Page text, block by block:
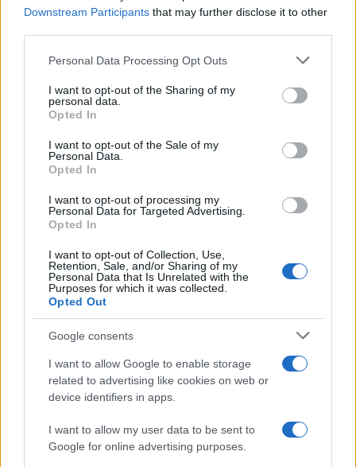
Downstream Participants that may further disclose it to other
Please note that this website/app uses one or more Google
not limited to your visit or usage behaviour. You may click to
grant or deny consent to Google and its third-party tags to
use your data for below specified purposes in below Google
consent section.
Personal Data Processing Opt Outs
I want to opt-out of the Sharing of my
personal data.
Opted In
I want to opt-out of the Sale of my
Personal Data.
Opted In
I want to opt-out of processing my
Personal Data for Targeted Advertising.
Opted In
I want to opt-out of Collection, Use,
Retention, Sale, and/or Sharing of my
Personal Data that Is Unrelated with the
Purposes for which it was collected.
Opted Out
Google consents
I want to allow Google to enable storage
related to advertising like cookies on web or
device identifiers in apps.
I want to allow my user data to be sent to
Google for online advertising purposes.
19:03
Καιρός αύριο: Άνεμοι 6 μποφόρ στην Αττική,
έως 38 βαθμούς η θερμοκρασία στη χώρα –
Πού θα βρέξει